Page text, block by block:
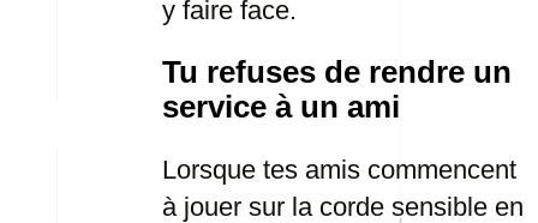
y faire face.
Tu refuses de rendre un
service à un ami
Lorsque tes amis commencent
à jouer sur la corde sensible en